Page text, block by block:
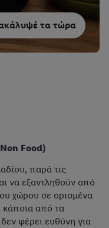
τα τώρα
Food)
παρά τις
να εξαντληθούν από
χώρου σε ορισμένα
κάποια από τα
φέρει ευθύνη για